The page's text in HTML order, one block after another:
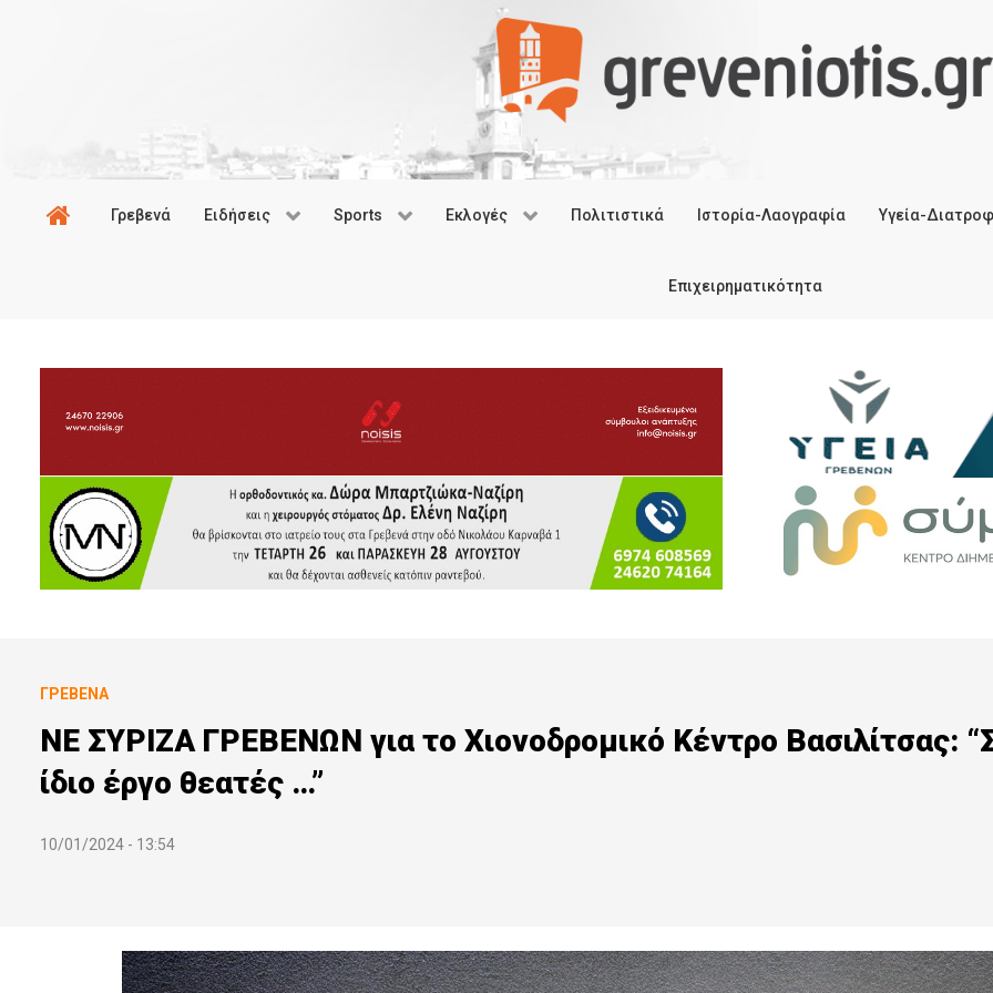
Γρεβενά Ειδήσεις Sports Εκλογές Πολιτιστικά Ιστορία-Λαογραφία Υγεία-
Επιχειρηματικότητα
ΓΡΕΒΕΝΆ
ΝΕ ΣΥΡΙΖΑ ΓΡΕΒΕΝΩΝ για το Χιονοδρομικό Κέντρο Βασιλίτσας:
ίδιο έργο θεατές …”
10/01/2024 - 13:54